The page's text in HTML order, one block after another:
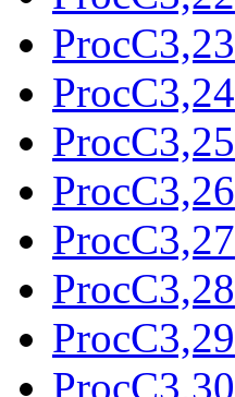
ProcC3,23
ProcC3,24
ProcC3,25
ProcC3,26
ProcC3,27
ProcC3,28
ProcC3,29
ProcC3,30